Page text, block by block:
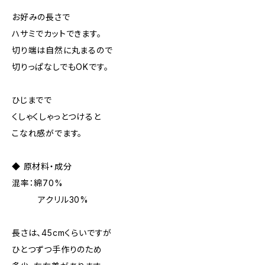
お好みの長さで
ハサミでカットできます。
切り端は自然に丸まるので
切りっぱなしでもOKです。
ひじまでで
くしゃくしゃっとつけると
こなれ感がでます。
◆ 原材料・成分
混率：綿70%
アクリル30%
長さは、45cmくらいですが
ひとつずつ手作りのため